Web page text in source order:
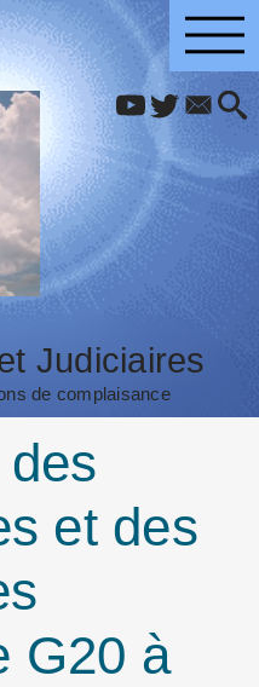
Judiciaires
de complaisance
et des
G20 à